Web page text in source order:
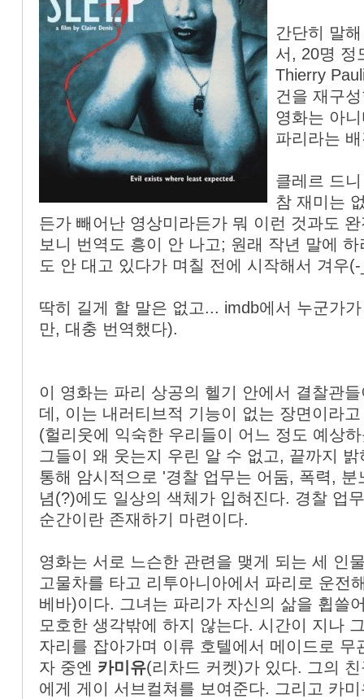
간단히 말
서, 20명 정
Thierry
건을 재구
영화는 아
파리라는
클레르 드
참 재미는
든가 빼어난 영상미라든가 뭐 이런 것과도
보니 번역도 흥이 안 나고; 원래 작년 말에
도 안 대고 있다가 며칠 전에 시작해서 겨우
딱히 길게 할 말은 없고... imdb에서 누군가
만, 대충 번역했다).
이 영화는 파리 상공의 헬기 안에서 결찰관
데, 이는 내러티브적 기능이 없는 장면이라
(헐리웃에 익숙한 우리들이 어느 정도 예상
그들이 왜 웃는지 우린 알 수 없고, 끝까지
통해 암시적으로 '경찰 업무는 어둠, 폭력,
념(?)에도 일상의 색체가 입혀진다. 경찰 업
순간이란 존재하기 마련이다.
영화는 서로 느슨한 관련을 맺게 되는 세 인
고물차를 타고 리투아니아에서 파리로 운전
베바)이다. 그녀는 파리가 자신의 삶을 휩쓸
모호한 생각밖에 하지 않는다. 시간이 지나
자리를 잡아가며 이류 호텔에서 메이드로
자 중엔 카미유(리차드 커켓)가 있다. 그의
에게 게이 서브컬쳐를 보여준다. 그리고 카